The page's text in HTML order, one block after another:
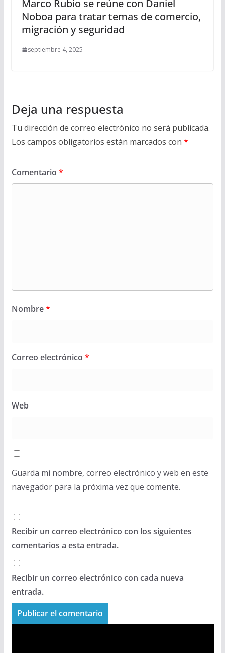
Marco Rubio se reúne con Daniel
Noboa para tratar temas de comercio,
migración y seguridad
septiembre 4, 2025
Deja una respuesta
Tu dirección de correo electrónico no será publicada.
Los campos obligatorios están marcados con *
Comentario *
Nombre*
Correo electrónico *
Web
Guarda mi nombre, correo electrónico y web en este
navegador para la próxima vez que comente.
Recibir un correo electrónico con los siguientes
comentarios a esta entrada.
Recibir un correo electrónico con cada nueva
entrada.